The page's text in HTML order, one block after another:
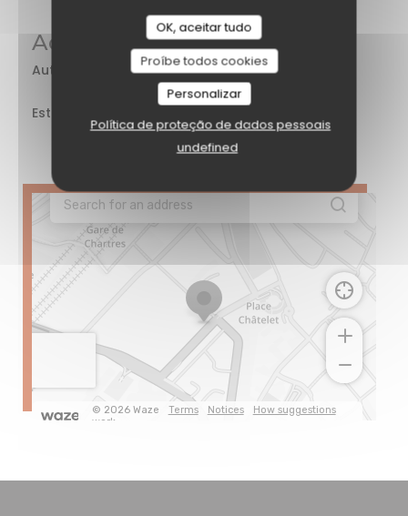
OK, aceitar tudo
Proíbe todos cookies
Personalizar
Política de proteção de dados pessoais
undefined
Acesso
Autocarro
Gare de
Chartres
Estacionamento
et
République